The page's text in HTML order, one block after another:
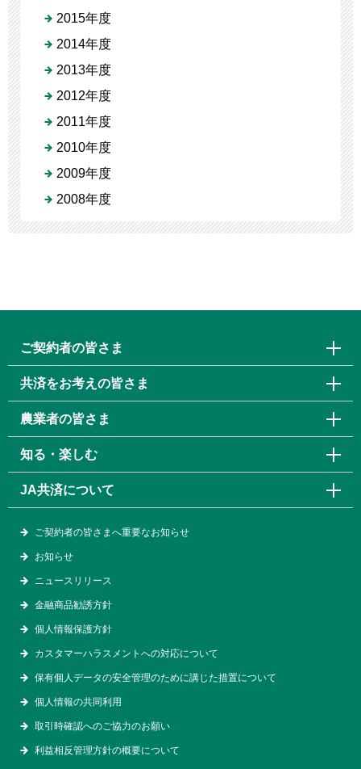
2015年度
2014年度
2013年度
2012年度
2011年度
2010年度
2009年度
2008年度
ご契約者の皆さま
共済をお考えの皆さま
農業者の皆さま
知る・楽しむ
JA共済について
ご契約者の皆さまへ重要なお知らせ
お知らせ
ニュースリリース
金融商品勧誘方針
個人情報保護方針
カスタマーハラスメントへの対応について
保有個人データの安全管理のために講じた措置について
個人情報の共同利用
取引時確認へのご協力のお願い
利益相反管理方針の概要について